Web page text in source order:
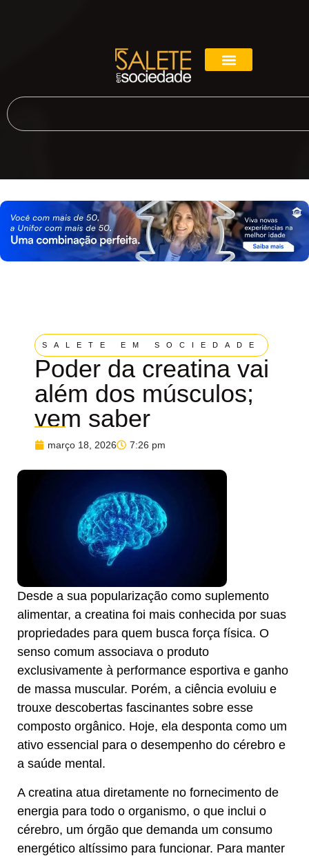
SALETE EM SOCIEDADE
Poder da creatina vai
além dos músculos;
vem saber
março 18, 2026 7:26 pm
Desde a sua popularização como suplemento
alimentar, a creatina foi mais conhecida por suas
propriedades para quem busca força física. O
senso comum associava o produto
exclusivamente à performance esportiva e ganho
de massa muscular. Porém, a ciência evoluiu e
trouxe descobertas fascinantes sobre esse
composto orgânico. Hoje, ela desponta como um
ativo essencial para o desempenho do cérebro e
a saúde mental.
A creatina atua diretamente no fornecimento de
energia para todo o organismo, o que inclui o
cérebro, um órgão que demanda um consumo
energético altíssimo para funcionar. Para manter